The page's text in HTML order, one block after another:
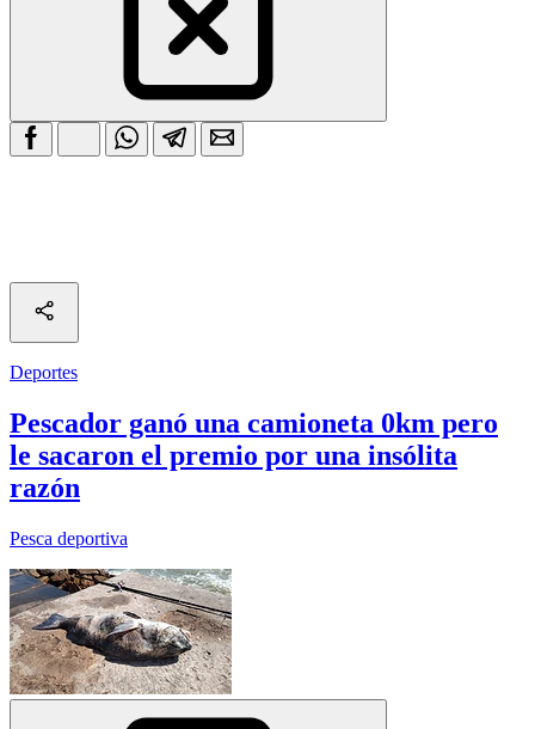
Deportes
Pescador ganó una camioneta 0km pero
le sacaron el premio por una insólita
razón
Pesca deportiva